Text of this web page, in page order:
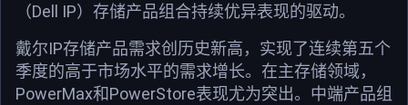
（Dell IP）存储产品组合持续优异表现的驱动。
戴尔IP存储产品需求创历史新高，实现了连续第五个
季度的高于市场水平的需求增长。在主存储领域，
PowerMax和PowerStore表现尤为突出。中端产品组